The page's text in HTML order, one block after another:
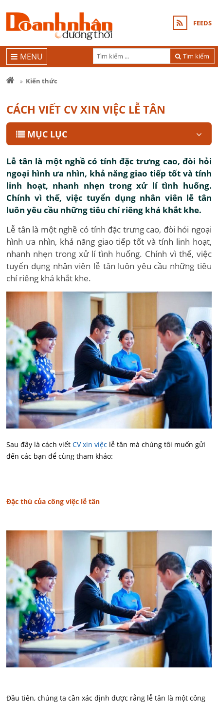
FEEDS
Tìm kiếm
MENU
Kiến thức
CÁCH VIẾT CV XIN VIỆC LỄ TÂN
MỤC LỤC
Lễ tân là một nghề có tính đặc trưng cao, đòi hỏi
ngoại hình ưa nhìn, khả năng giao tiếp tốt và tính
linh hoạt, nhanh nhẹn trong xử lí tình huống.
Chính vì thế, việc tuyển dụng nhân viên lễ tân
luôn yêu cầu những tiêu chí riêng khá khắt khe.
Lễ tân là một nghề có tính đặc trưng cao, đòi hỏi ngoại
hình ưa nhìn, khả năng giao tiếp tốt và tính linh hoạt,
nhanh nhẹn trong xử lí tình huống. Chính vì thế, việc
tuyển dụng nhân viên lễ tân luôn yêu cầu những tiêu
chí riêng khá khắt khe.
Sau đây là cách viếtCV xin việc lễ tân mà chúng tôi muốn gửi
đến các bạn để cùng tham khảo:
Đặc thù của công việc lễ tân
Đầu tiên, chúng ta cần xác định được rằng lễ tân là một công